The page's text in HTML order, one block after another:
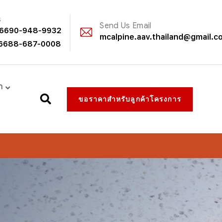
948-9932
687-0008
Send Us Email
ขอราคาสำหรับลูกค้าโครงการ